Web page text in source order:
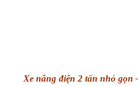
Xe nâng điện 2 tấn nhỏ gọn